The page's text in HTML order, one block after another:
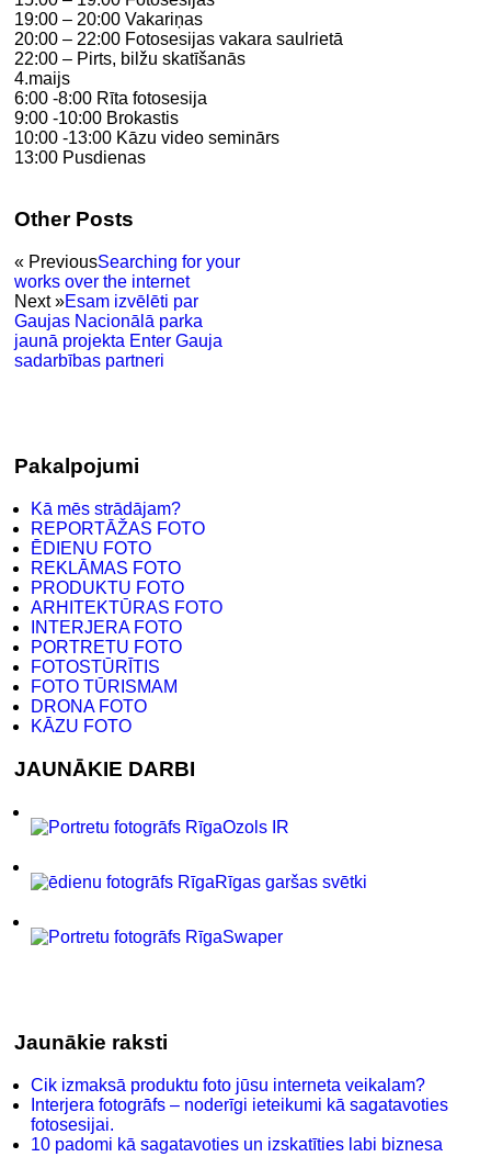
19:00 – 20:00 Vakariņas
20:00 – 22:00 Fotosesijas vakara saulrietā
22:00 – Pirts, bilžu skatīšanās
4.maijs
6:00 -8:00 Rīta fotosesija
9:00 -10:00 Brokastis
10:00 -13:00 Kāzu video seminārs
13:00 Pusdienas
Other Posts
« PreviousSearching for your
works over the internet
Next »Esam izvēlēti par
Gaujas Nacionālā parka
jaunā projekta Enter Gauja
sadarbības partneri
Pakalpojumi
Kā mēs strādājam?
REPORTĀŽAS FOTO
ĒDIENU FOTO
REKLĀMAS FOTO
PRODUKTU FOTO
ARHITEKTŪRAS FOTO
INTERJERA FOTO
PORTRETU FOTO
FOTOSTŪRĪTIS
FOTO TŪRISMAM
DRONA FOTO
KĀZU FOTO
JAUNĀKIE DARBI
Ozols IR
Rīgas garšas svētki
Swaper
Jaunākie raksti
Cik izmaksā produktu foto jūsu interneta veikalam?
Interjera fotogrāfs – noderīgi ieteikumi kā sagatavoties
fotosesijai.
10 padomi kā sagatavoties un izskatīties labi biznesa